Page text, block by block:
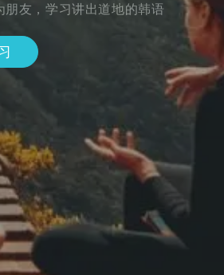
朋友，学习讲出道地的韩语